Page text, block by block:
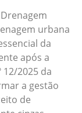
urbana
da
após a
2025 da
a gestão
de